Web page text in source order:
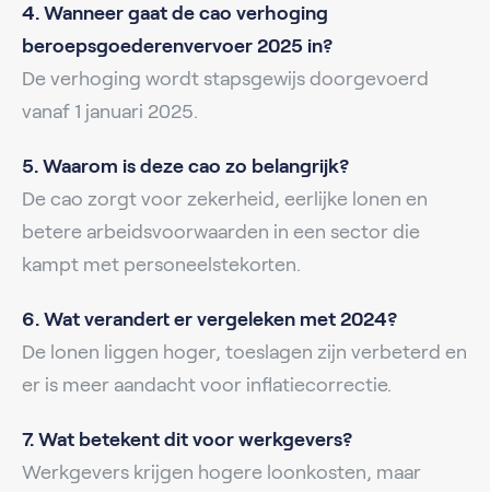
4. Wanneer gaat de cao verhoging
beroepsgoederenvervoer 2025 in?
De verhoging wordt stapsgewijs doorgevoerd
vanaf 1 januari 2025.
5. Waarom is deze cao zo belangrijk?
De cao zorgt voor zekerheid, eerlijke lonen en
betere arbeidsvoorwaarden in een sector die
kampt met personeelstekorten.
6. Wat verandert er vergeleken met 2024?
De lonen liggen hoger, toeslagen zijn verbeterd en
er is meer aandacht voor inflatiecorrectie.
7. Wat betekent dit voor werkgevers?
Werkgevers krijgen hogere loonkosten, maar